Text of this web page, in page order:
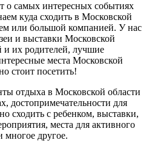
самых интересных событиях
куда сходить в Московской
или большой компанией. У нас
и выставки Московской
и их родителей, лучшие
места Московской
стоит посетить!
отдыха в Московской области
достопримечательности для
сходить с ребенком, выставки,
места для активного
многое другое.